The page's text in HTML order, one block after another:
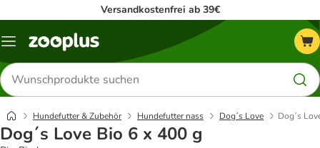
Versandkostenfrei ab 39€
Menü
Produkte
suchen
Hundefutter & Zubehör Hundefutter nass Dog´s Love Dog´s
Dog´s Love Bio 6 x 400 g